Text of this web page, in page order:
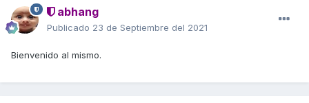
abhang
Publicado 23 de Septiembre del 2021
Bienvenido al mismo.